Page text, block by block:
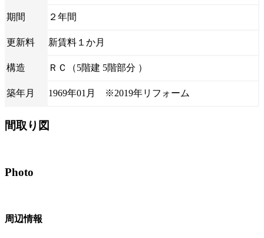
期間 ２年間
更新料 新賃料１か月
構造 ＲＣ（5階建 5階部分 ）
築年月 1969年01月 ※2019年リフォーム
間取り図
Photo
周辺情報